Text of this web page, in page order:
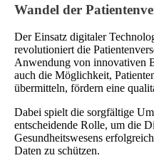
Wandel der
Der Einsatz digitaler
revolutioniert die
Anwendung von innovativen
auch die Möglichkeit,
übermitteln, fördern eine
Dabei spielt die sorgfältige
entscheidende Rolle, um die
Gesundheitswesens
Daten zu schützen.